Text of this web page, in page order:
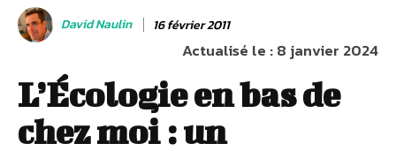
David Naulin 16 février 2011
Actualisé le :8 janvier 2024
L’Écologie en bas de
chez moi : un